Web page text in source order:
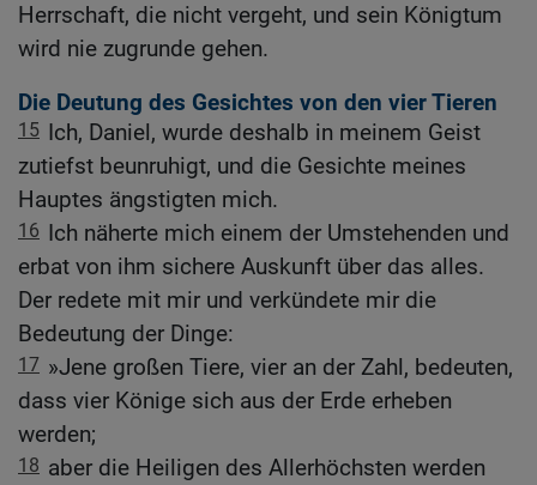
Herrschaft, die nicht vergeht, und sein Königtum
wird nie zugrunde gehen.
Die Deutung des Gesichtes von den vier Tieren
15 Ich, Daniel, wurde deshalb in meinem Geist
zutiefst beunruhigt, und die Gesichte meines
Hauptes ängstigten mich.
16 Ich näherte mich einem der Umstehenden und
erbat von ihm sichere Auskunft über das alles.
Der redete mit mir und verkündete mir die
Bedeutung der Dinge:
17 »Jene großen Tiere, vier an der Zahl, bedeuten,
dass vier Könige sich aus der Erde erheben
werden;
18 aber die Heiligen des Allerhöchsten werden